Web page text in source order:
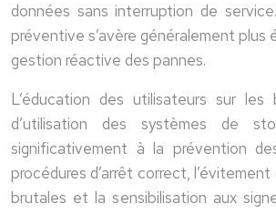
données sans interruption de
préventive s’avère généralement plus
gestion réactive des pannes.
L’éducation des utilisateurs sur les
d’utilisation des systèmes de
significativement à la prévention
procédures d’arrêt correct,
brutales et la sensibilisation aux